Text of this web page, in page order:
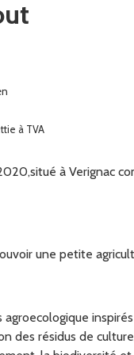
à TVA
à Verignac
une petite
des résidus de